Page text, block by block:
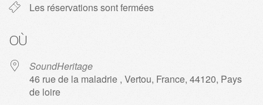
Les réservations sont fermées
OÙ
SoundHeritage
46 rue de la maladrie , Vertou, France, 44120, Pays
de loire